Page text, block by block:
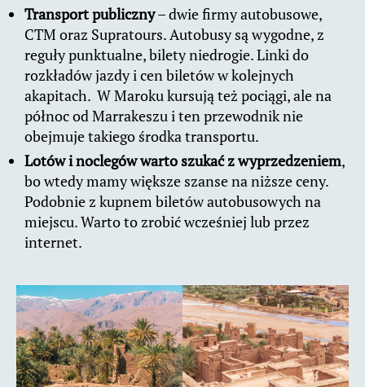
Transport publiczny– dwie firmy autobusowe,
CTM oraz Supratours. Autobusy są wygodne, z
reguły punktualne, bilety niedrogie. Linki do
rozkładów jazdy i cen biletów w kolejnych
akapitach. W Maroku kursują też pociągi, ale na
północ od Marrakeszu i ten przewodnik nie
obejmuje takiego środka transportu.
Lotów i noclegów warto szukać z wyprzedzeniem,
bo wtedy mamy większe szanse na niższe ceny.
Podobnie z kupnem biletów autobusowych na
miejscu. Warto to zrobić wcześniej lub przez
internet.